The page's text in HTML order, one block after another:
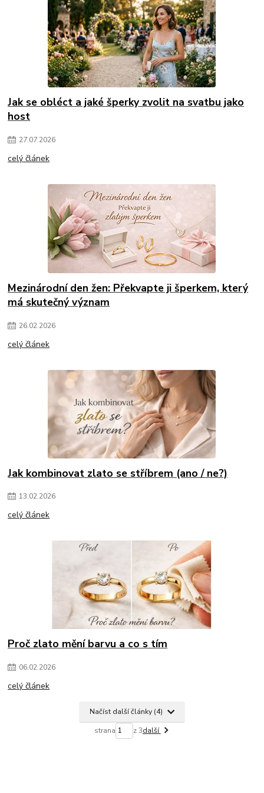
Jak se obléct a jaké šperky zvolit na svatbu jako
host
27.07.2026
celý článek
Mezinárodní den žen: Překvapte ji šperkem, který
má skutečný význam
26.02.2026
celý článek
Jak kombinovat zlato se stříbrem (ano / ne?)
13.02.2026
celý článek
Proč zlato mění barvu a co s tím
06.02.2026
celý článek
Načíst další články (4)
strana z 3další